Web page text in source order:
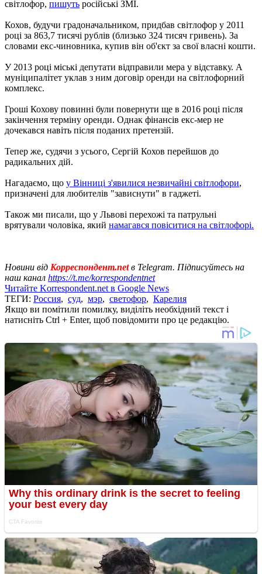
світлофор, пишуть російські ЗМІ.
Кохов, будучи градоначальником, придбав світлофор у 2011
році за 863,7 тисячі рублів (близько 324 тисяч гривень). За
словами екс-чиновника, купив він об'єкт за свої власні кошти.
У 2013 році міські депутати відправили мера у відставку. А
муніципалітет уклав з ним договір оренди на світлофорний
комплекс.
Гроші Кохову повинні були повернути ще в 2016 році після
закінчення терміну оренди. Однак фінансів екс-мер не
дочекався навіть після поданих претензій.
Тепер же, судячи з усього, Сергій Кохов перейшов до
радикальних дій.
Нагадаємо, що у Вінниці з'явилися незвичайні світлофори,
призначені для любителів "зависнути" в гаджеті.
Також ми писали, що у Львові перехожі та патрульні
врятували чоловіка, який намагався повіситися на світлофорі.
Новини від Корреспондент.netв Telegram. Підписуйтесь на
наш канал https://t.me/korrespondentnet
Читайте Korrespondent.net в Google News
ТЕГИ: Россия, суд, мэр, светофор, Карелия
Якщо ви помітили помилку, виділіть необхідний текст і
натисніть Ctrl + Enter, щоб повідомити про це редакцію.